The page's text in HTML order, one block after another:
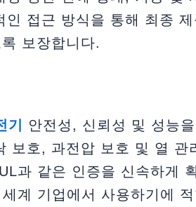
인 접근 방식을 통해 최종
보장합니다.
기
안전성, 신뢰성 및 성능
보호, 과전압 보호 및 열 관
과 같은 인증을 신속하게
계 기업에서 사용하기에